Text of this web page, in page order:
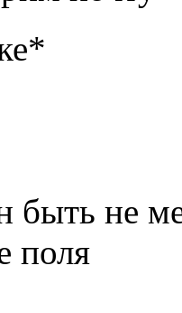
*
быть не
поля